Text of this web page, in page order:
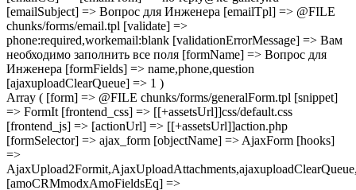
[emailSubject] => Вопрос для Инженера [emailTpl] => @FILE
chunks/forms/email.tpl [validate] =>
phone:required,workemail:blank [validationErrorMessage] => Вам
необходимо заполнить все поля [formName] => Вопрос для
Инженера [formFields] => name,phone,question
[ajaxuploadClearQueue] => 1 )
Array ( [form] => @FILE chunks/forms/generalForm.tpl [snippet]
=> FormIt [frontend_css] => [[+assetsUrl]]css/default.css
[frontend_js] => [actionUrl] => [[+assetsUrl]]action.php
[formSelector] => ajax_form [objectName] => AjaxForm [hooks]
=>
[amoCRMmodxAmoFieldsEq] =>